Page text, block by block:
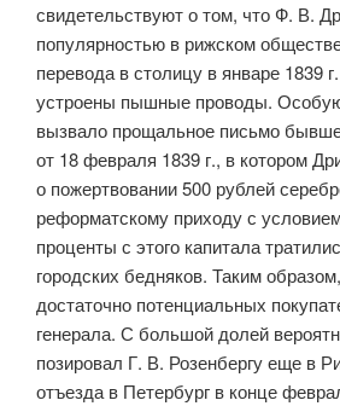
свидетельствуют о том, что Ф. В.
популярностью в рижском
перевода в столицу в январе 1839
устроены пышные проводы.
вызвало прощальное письмо
от 18 февраля 1839 г., в котором
о пожертвовании 500 рублей
реформатскому приходу с
проценты с этого капитала
городских бедняков. Таким
достаточно потенциальных
генерала. С большой долей
позировал Г. В. Розенбергу еще в
отъезда в Петербург в конце